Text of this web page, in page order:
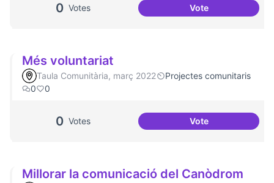
0 Votes VoteMés processos
Més voluntariat
Taula Comunitària, març 2022
Projectes comunitaris
0
0
0 Votes VoteMés voluntariat
Millorar la comunicació del Canòdrom